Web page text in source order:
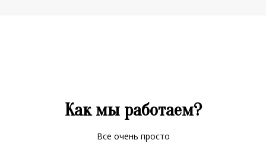
Как мы работаем?
Все очень просто